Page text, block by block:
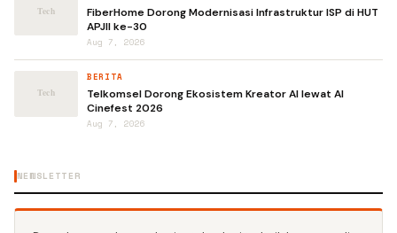
FiberHome Dorong Modernisasi Infrastruktur ISP di HUT
APJII ke-30
Aug 7, 2026
BERITA
Telkomsel Dorong Ekosistem Kreator AI lewat AI
Cinefest 2026
Aug 7, 2026
NEWSLETTER